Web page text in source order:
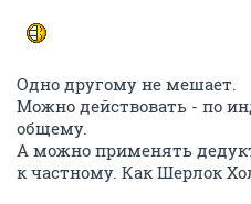
Одно другому не мешает.
Можно действовать - по
общему.
А можно применять
к частному. Как Шерлок